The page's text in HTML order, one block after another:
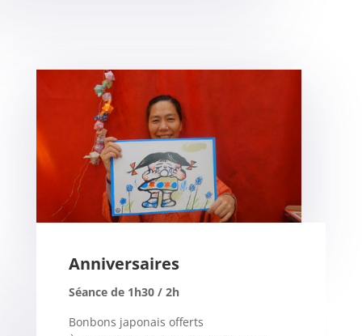
Anniversaires
Séance de 1h30 / 2h
Bonbons japonais offerts